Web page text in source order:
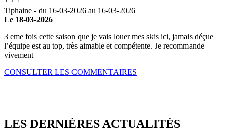
Tiphaine - du 16-03-2026 au 16-03-2026
Le 18-03-2026
3 eme fois cette saison que je vais louer mes skis ici, jamais déçue
l’équipe est au top, très aimable et compétente. Je recommande
vivement
CONSULTER LES COMMENTAIRES
LES DERNIÈRESACTUALITÉS